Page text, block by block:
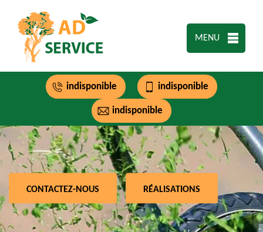
MENU
indisponible indisponible
indisponible
CONTACTEZ-NOUS RÉALISATIONS